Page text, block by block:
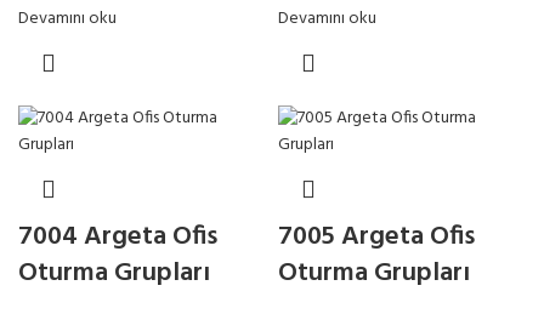
Devamını oku Devamını oku
7004 Argeta Ofis
Oturma Grupları
7005 Argeta Ofis
Oturma Grupları